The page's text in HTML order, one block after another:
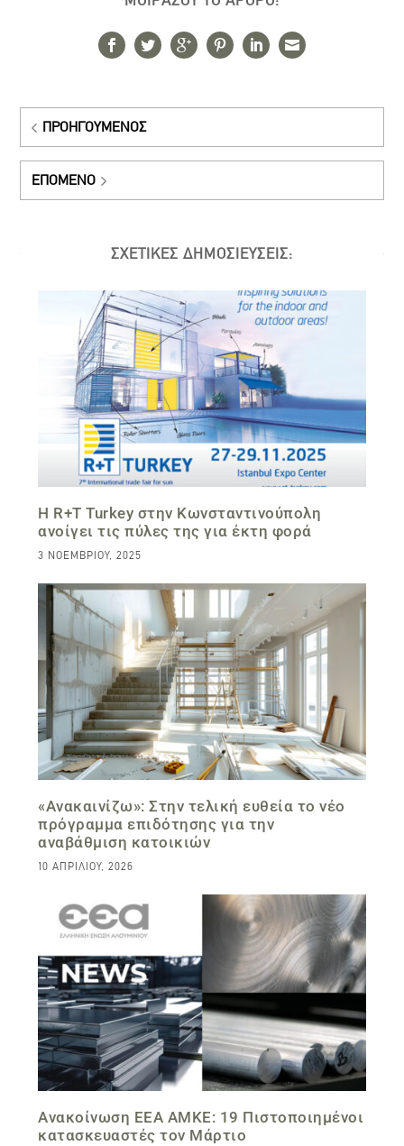
ΠΡΟΗΓΟΎΜΕΝΟΣ
ΕΠΌΜΕΝΟ
ΣΧΕΤΙΚΕΣ ΔΗΜΟΣΙΕΥΣΕΙΣ:
Η R+T Turkey στην Κωνσταντινούπολη
ανοίγει τις πύλες της για έκτη φορά
3 ΝΟΕΜΒΡΊΟΥ, 2025
«Ανακαινίζω»: Στην τελική ευθεία το νέο
πρόγραμμα επιδότησης για την
αναβάθμιση κατοικιών
10 ΑΠΡΙΛΊΟΥ, 2026
Ανακοίνωση ΕΕΑ ΑΜΚΕ: 19 Πιστοποιημένοι
κατασκευαστές τον Μάρτιο